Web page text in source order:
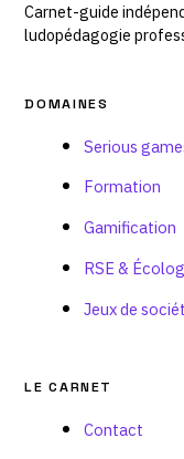
Carnet-guide
ludopédagogie
DOMAINES
Serious
Formation
Gamification
RSE &
Jeux de
LE CARNET
Contact